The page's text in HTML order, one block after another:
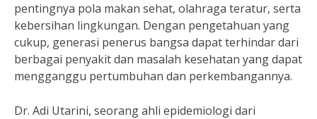
pentingnya pola makan sehat, olahraga teratur, serta
kebersihan lingkungan. Dengan pengetahuan yang
cukup, generasi penerus bangsa dapat terhindar dari
berbagai penyakit dan masalah kesehatan yang dapat
mengganggu pertumbuhan dan perkembangannya.
Dr. Adi Utarini, seorang ahli epidemiologi dari